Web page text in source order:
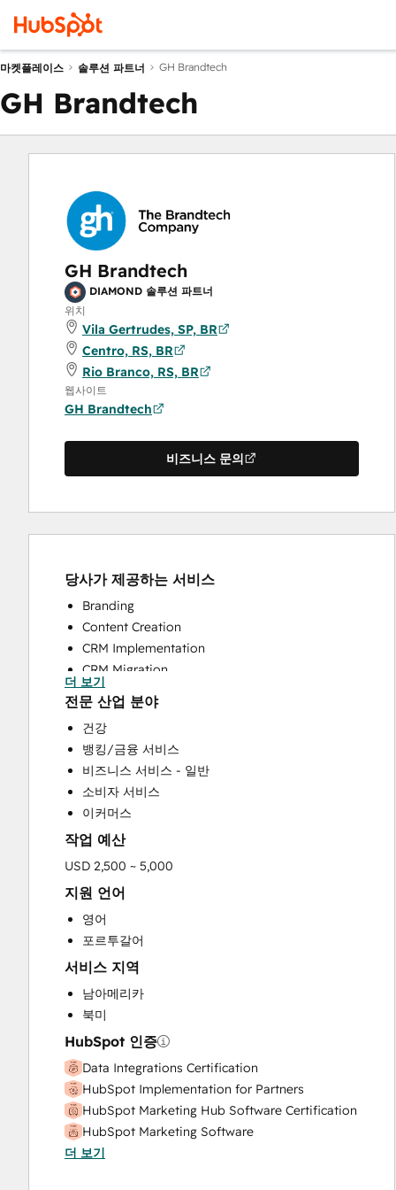
마켓플레이스 솔루션 파트너 GH Brandtech
GH Brandtech
GH Brandtech
DIAMOND 솔루션 파트너
위치
Vila Gertrudes, SP, BR
Centro, RS, BR
Rio Branco, RS, BR
웹사이트
GH Brandtech
비즈니스 문의
당사가 제공하는 서비스
Branding
Content Creation
CRM Implementation
CRM Migration
Full Inbound Marketing Services
HubSpot Onboarding
Sales and Marketing Alignment
Sales Enablement
Search Engine Optimization
Website Design
더 보기
전문 산업 분야
건강
뱅킹/금융 서비스
비즈니스 서비스 - 일반
소비자 서비스
이커머스
작업 예산
USD 2,500 ~ 5,000
지원 언어
영어
포르투갈어
서비스 지역
남아메리카
북미
HubSpot 인증
Data Integrations Certification
HubSpot Implementation for Partners
HubSpot Marketing Hub Software Certification
HubSpot Marketing Software
HubSpot Reporting
더 보기